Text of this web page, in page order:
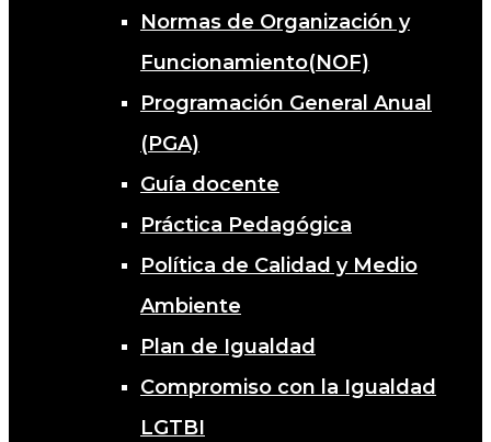
Normas de Organización y
Funcionamiento(NOF)
Programación General Anual
(PGA)
Guía docente
Práctica Pedagógica
Política de Calidad y Medio
Ambiente
Plan de Igualdad
Compromiso con la Igualdad
LGTBI